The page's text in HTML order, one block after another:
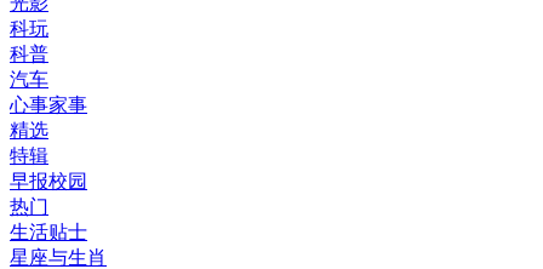
科玩
科普
汽车
心事家事
精选
特辑
早报校园
热门
生活贴士
星座与生肖